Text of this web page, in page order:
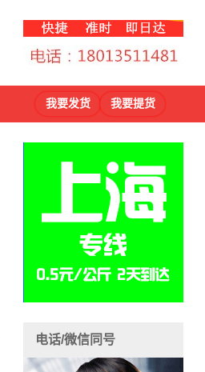
我要发货 我要提货
电话/微信同号